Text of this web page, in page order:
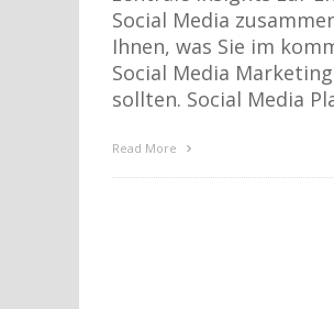
Social Media
Ihnen, was Sie im
Social Media
sollten. Social Media
Read More